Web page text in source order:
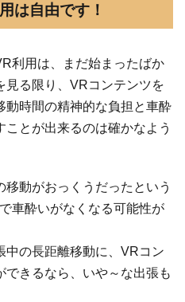
は自由です！
利用は、まだ始まったばか
見る限り、VRコンテンツを
動時間の精神的な負担と車酔
とが出来るのは確かなよう
動がおっくうだったという
車酔いがなくなる可能性が
中の長距離移動に、VRコン
きるなら、いや～な出張も